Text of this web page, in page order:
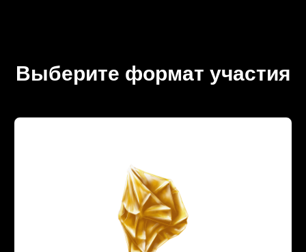
Выберите формат участия